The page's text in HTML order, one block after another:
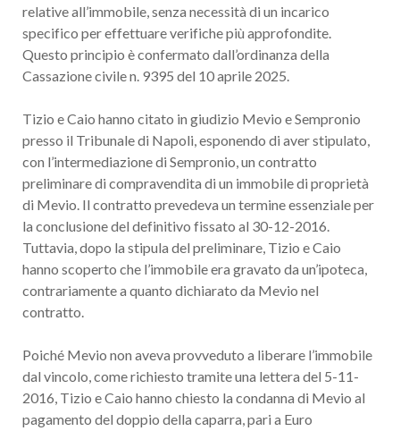
relative all’immobile, senza necessità di un incarico
specifico per effettuare verifiche più approfondite.
Questo principio è confermato dall’ordinanza della
Cassazione civile n. 9395 del 10 aprile 2025.
Tizio e Caio hanno citato in giudizio Mevio e Sempronio
presso il Tribunale di Napoli, esponendo di aver stipulato,
con l’intermediazione di Sempronio, un contratto
preliminare di compravendita di un immobile di proprietà
di Mevio. Il contratto prevedeva un termine essenziale per
la conclusione del definitivo fissato al 30-12-2016.
Tuttavia, dopo la stipula del preliminare, Tizio e Caio
hanno scoperto che l’immobile era gravato da un’ipoteca,
contrariamente a quanto dichiarato da Mevio nel
contratto.
Poiché Mevio non aveva provveduto a liberare l’immobile
dal vincolo, come richiesto tramite una lettera del 5-11-
2016, Tizio e Caio hanno chiesto la condanna di Mevio al
pagamento del doppio della caparra, pari a Euro